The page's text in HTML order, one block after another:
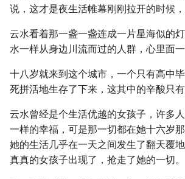
说，这才是夜生活帷幕刚刚拉开的时候，
云水看着那一盏一盏连成一片星海似的
水一样从身边川流而过的人群，心里面一
十八岁就来到这个城市，一个只有高中
死拼活地生存了下来，这其中的辛酸只有
云水曾经是个生活优越的女孩子，许多
一样的幸福，可是那一切都在她十六岁
她的生活几乎在一天之间发生了翻天覆
真真的女孩子出现了，抢走了她的一切。